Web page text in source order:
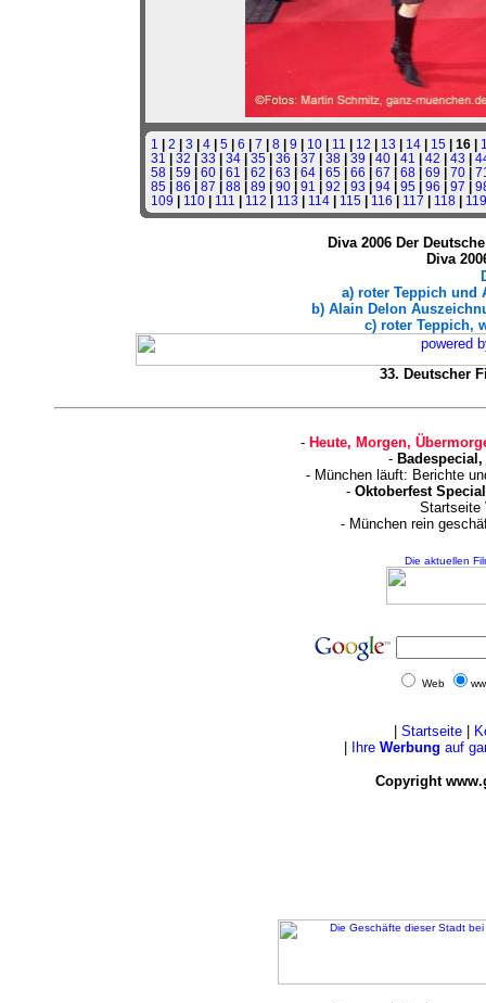
1 | 2 | 3 | 4| 5| 6 | 7 | 8| 9 | 10| 11 | 12 | 13 | 14| 15| 16 |
31 | 32 | 33 | 34| 35| 36 | 37 | 38| 39 | 40| 41 | 42 | 43 |
58| 59 | 60| 61 | 62 | 63 | 64| 65| 66 | 67 | 68| 69 | 70|
85| 86 | 87 | 88| 89 | 90| 91 | 92 | 93 | 94| 95| 96 | 97 |
109 | 110| 111 | 112 | 113 | 114| 115| 116 | 117 | 118| 119
Diva 2006 Der
Diva
a) roter Teppich und
b) Alain Delon
c) roter Teppich,
33. Deutscher
- Heute, Morgen,
-
- München läuft: Berichte
- Oktoberfest Special
Startseite
- München rein
Die aktuellen
Web
Startseite
Ihre Werbung auf
Copyright